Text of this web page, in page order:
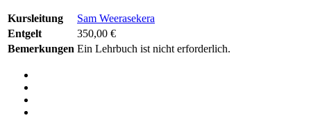
Kursleitung
Sam Weerasekera
Entgelt
350,00 €
Bemerkungen Ein Lehrbuch ist nicht erforderlich.